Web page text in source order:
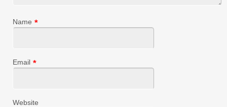
Name *
Email *
Website